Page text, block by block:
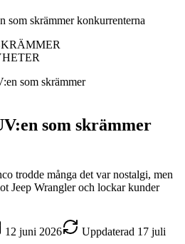
som skrämmer konkurrenterna
som skrämmer
trodde många det var nostalgi, men
Jeep Wrangler och lockar kunder
12 juni 2026 Uppdaterad 17 juli